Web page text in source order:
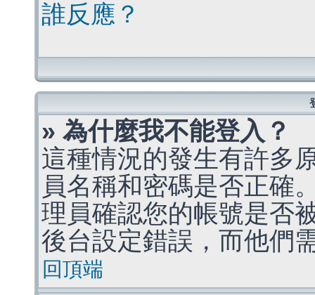
誰反應？
» 為什麼我不能登入？
這種情況的發生有許多
員名稱和密碼是否正確
理員確認您的帳號是否
後台設定錯誤，而他們
回頂端